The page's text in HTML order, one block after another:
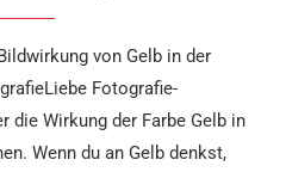
von Gelb in der
Fotografie-
die Wirkung der Farbe Gelb in
Wenn du an Gelb denkst,